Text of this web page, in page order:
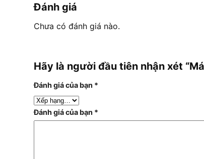
Đánh giá
Chưa có đánh giá nào.
Hãy là người đầu tiên nhận xét
Đánh giá của bạn *
Đánh giá của bạn *